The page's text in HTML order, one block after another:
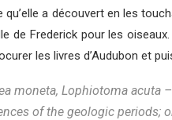
a découvert en les
Frederick pour les
les livres d’Audubon et
moneta, Lophiotoma
of the geologic periods;